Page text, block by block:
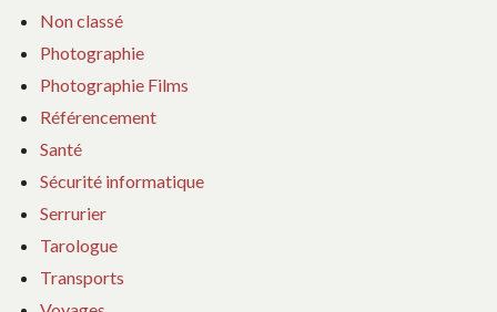
Non classé
Photographie
Photographie Films
Référencement
Santé
Sécurité informatique
Serrurier
Tarologue
Transports